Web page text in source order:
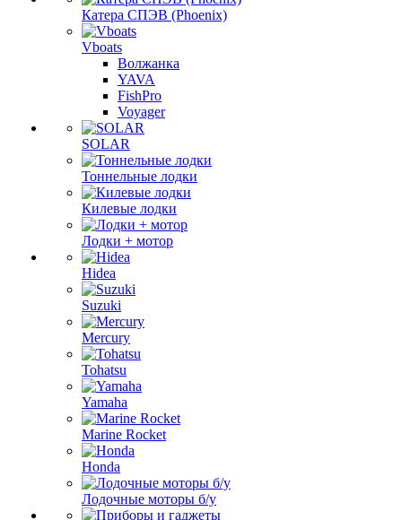
Катера СПЭВ (Phoenix)
Vboats
Волжанка
YAVA
FishPro
Voyager
SOLAR
Тоннельные лодки
Килевые лодки
Лодки + мотор
Hidea
Suzuki
Mercury
Tohatsu
Yamaha
Marine Rocket
Honda
Лодочные моторы б/у